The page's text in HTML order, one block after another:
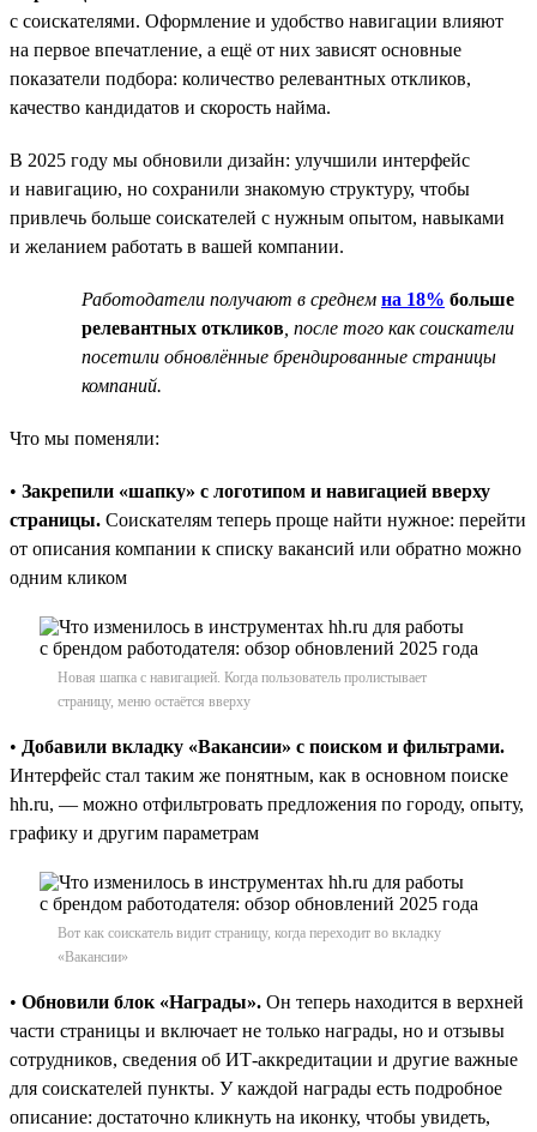
с соискателями. Оформление и удобство навигации влияют
на первое впечатление, а ещё от них зависят основные
показатели подбора: количество релевантных откликов,
качество кандидатов и скорость найма.
В 2025 году мы обновили дизайн: улучшили интерфейс
и навигацию, но сохранили знакомую структуру, чтобы
привлечь больше соискателей с нужным опытом, навыками
и желанием работать в вашей компании.
Работодатели получают в среднем на 18% больше
релевантных откликов , после того как соискатели
посетили обновлённые брендированные страницы
компаний.
Что мы поменяли:
• Закрепили «шапку» с логотипом и навигацией вверху
страницы. Соискателям теперь проще найти нужное: перейти
от описания компании к списку вакансий или обратно можно
одним кликом
Новая шапка с навигацией. Когда пользователь пролистывает
страницу, меню остаётся вверху
• Добавили вкладку «Вакансии» с поиском и фильтрами.
Интерфейс стал таким же понятным, как в основном поиске
hh.ru, — можно отфильтровать предложения по городу, опыту,
графику и другим параметрам
Вот как соискатель видит страницу, когда переходит во вкладку
«Вакансии»
• Обновили блок «Награды». Он теперь находится в верхней
части страницы и включает не только награды, но и отзывы
сотрудников, сведения об ИТ-аккредитации и другие важные
для соискателей пункты. У каждой награды есть подробное
описание: достаточно кликнуть на иконку, чтобы увидеть,